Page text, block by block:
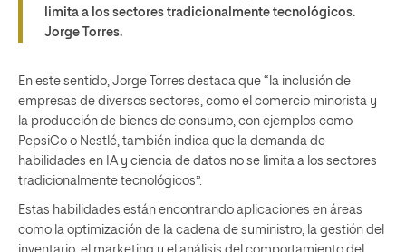
limita a los sectores tradicionalmente tecnológicos.
Jorge Torres.
En este sentido, Jorge Torres destaca que “la inclusión de
empresas de diversos sectores, como el comercio minorista y
la producción de bienes de consumo, con ejemplos como
PepsiCo o Nestlé, también indica que la demanda de
habilidades en IA y ciencia de datos no se limita a los sectores
tradicionalmente tecnológicos”.
Estas habilidades están encontrando aplicaciones en áreas
como la optimización de la cadena de suministro, la gestión del